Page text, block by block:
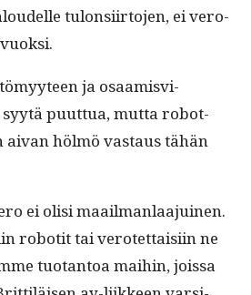
tulon­si­ir­to­jen, ei vero­
ja osaamisvi­
syytä puut­tua, mut­ta robot­
hölmö vas­taus tähän
ei olisi maail­man­laa­juinen.
robot­it tai verotet­taisi­in ne
tuotan­toa mai­hin, jois­sa